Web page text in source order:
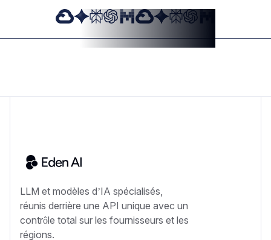
LLM et modèles d’IA spécialisés,
réunis derrière une API unique avec un
contrôle total sur les fournisseurs et les
régions.